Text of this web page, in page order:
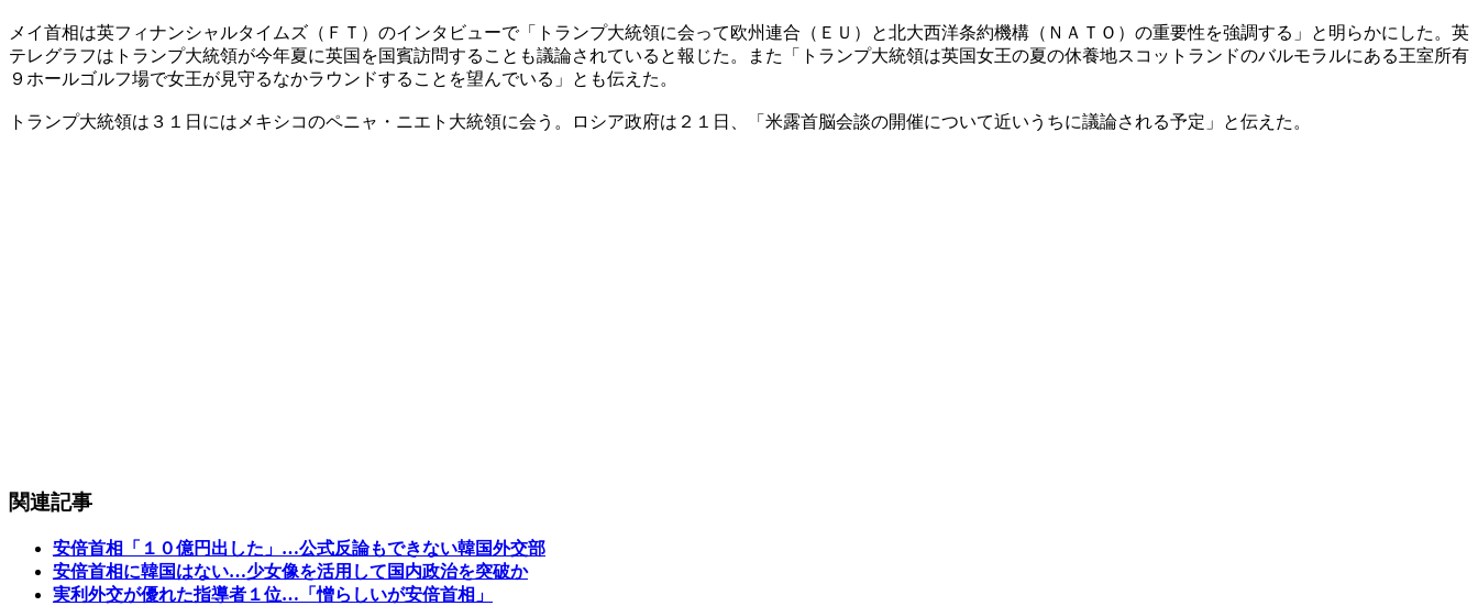
メイ首相は英フィナンシャルタイムズ（ＦＴ）のインタビューで「トランプ大統領に会って欧州連合（ＥＵ）と北大西洋条約機構（ＮＡＴＯ）の重要性を強調する」と明らかにした。英
テレグラフはトランプ大統領が今年夏に英国を国賓訪問することも議論されていると報じた。また「トランプ大統領は英国女王の夏の休養地スコットランドのバルモラルにある王室所有
９ホールゴルフ場で女王が見守るなかラウンドすることを望んでいる」とも伝えた。
トランプ大統領は３１日にはメキシコのペニャ・ニエト大統領に会う。ロシア政府は２１日、「米露首脳会談の開催について近いうちに議論される予定」と伝えた。
関連記事
安倍首相「１０億円出した」…公式反論もできない韓国外交部
安倍首相に韓国はない…少女像を活用して国内政治を突破か
実利外交が優れた指導者１位…「憎らしいが安倍首相」